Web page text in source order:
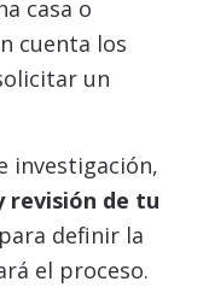
casa o
cuenta los
un
investigación,
revisión de tu
definir la
el proceso.